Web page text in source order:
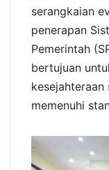
serangkaian
penerapan
Pemerintah
bertujuan
memenuhi